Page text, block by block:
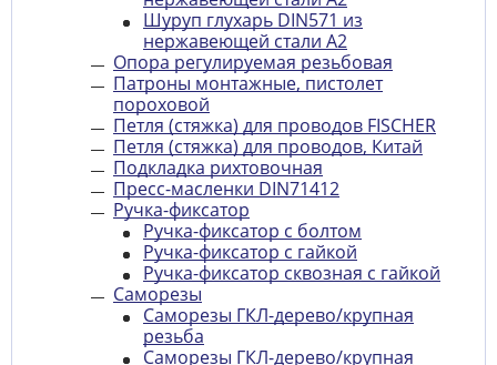
Шуруп глухарь DIN571 из
нержавеющей стали A2
Опора регулируемая резьбовая
Патроны монтажные, пистолет
пороховой
Петля (стяжка) для проводов FISCHER
Петля (стяжка) для проводов, Китай
Подкладка рихтовочная
Пресс-масленки DIN71412
Ручка-фиксатор
Ручка-фиксатор с болтом
Ручка-фиксатор с гайкой
Ручка-фиксатор сквозная с гайкой
Саморезы
Саморезы ГКЛ-дерево/крупная
резьба
Саморезы ГКЛ-дерево/крупная